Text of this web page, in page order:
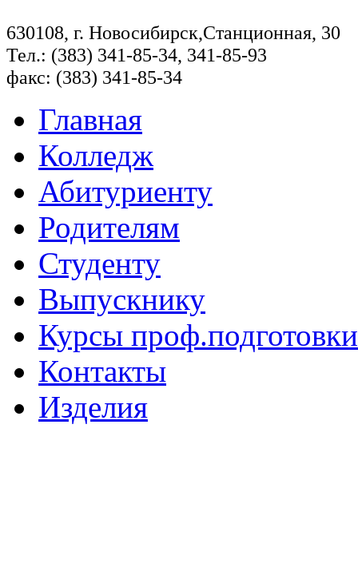
630108, г. Новосибирск,Станционная, 30
Тел.: (383) 341-85-34, 341-85-93
факс: (383) 341-85-34
Главная
Колледж
Абитуриенту
Родителям
Студенту
Выпускнику
Курсы проф.подготовки
Контакты
Изделия